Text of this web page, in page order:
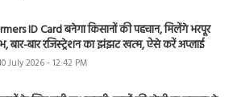
ID Card बनेगा किसानों की पहचान, मिलेंगे भरपूर
बार-बार रजिस्ट्रेशन का झंझट खत्म, ऐसे करें अप्लाई
July 2026 - 12:42 PM